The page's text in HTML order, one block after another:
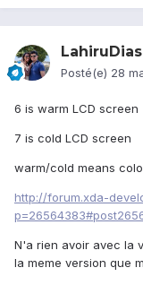
LahiruDias
Posté(e) 28
6 is warm LCD screen
7 is cold LCD screen
warm/cold means
http://forum.xda-
N'a rien avoir avec la
la meme version que